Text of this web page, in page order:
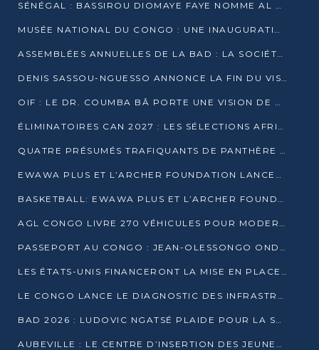
SÉNÉGAL : BASSIROU DIOMAYE FAYE NOMME AL AMINOU LÔ PREMIER MINISTRE
MUSÉE NATIONAL DU CONGO : UNE INAUGURATION PORTEUSE D’ESPOIR POUR LA CULTURE
ASSEMBLÉES ANNUELLES DE LA BAD : LA SOCIÉTÉ CIVILE CONGOLAISE À LA RECHERCHE DE PARTENAIRES POUR SES PROJETS
DENIS SASSOU-NGUESSO ANNONCE LA FIN DU VISA POUR LES AFRICAINS EN 2027
OIF : LE DR. COUMBA BÂ PORTE UNE VISION DE DIALOGUE, DE STABILITÉ ET DE RÉFORME À LA TÊTE
ÉLIMINATOIRES CAN 2027 : LES SÉLECTIONS AFRICAINES CONNAISSENT LEURS ADVERSAIRES
QUATRE PRÉSUMÉS TRAFIQUANTS DE PANTHÈRE ARRÊTÉS À EWO
EWAWA PLUS ET L’ARCHER FOUNDATION LANCENT UN CAMP DE BASKET POUR LES JEUNES À BRAZZAVILLE
BASKETBALL: EWAWA PLUS ET L’ARCHER FOUNDATION LANCENT UN CAMP POUR LES JEUNES
AGL CONGO LIVRE 270 VÉHICULES POUR MODERNISER LE TRANSPORT URBAIN
PASSEPORT AU CONGO : JEAN-OLESSONGO ONDAYE VEUT METTRE FIN AUX LENTEURS ADMINISTRATIVES
LES ÉTATS-UNIS FINANCERONT LA MISE EN PLACE DE JUSQU’À 50 CLINIQUES DE LUTTE CONTRE L’EBOLA
LE CONGO LANCE LE DIAGNOSTIC DES INFRASTRUCTURES SPORTIVES DU COMPLEXE DE KINTÉLÉ
BAD 2026 : LUDOVIC NGATSÉ PLAIDE POUR LA SOUVERAINETÉ FINANCIÈRE AFRICAINE
AUBEVILLE : LE CENTRE D’INSERTION DES JEUNES PRÊT À OUVRIR SES PORTES